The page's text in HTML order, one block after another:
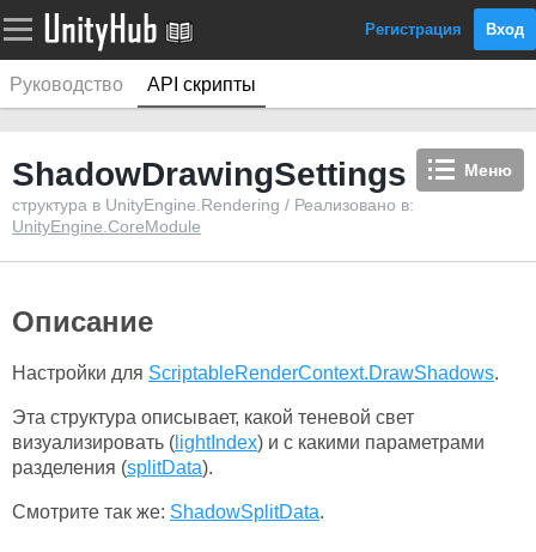
Регистрация Вход
Руководство API скрипты
Меню
ShadowDrawingSettings
структура в UnityEngine.Rendering / Реализовано в:
UnityEngine.CoreModule
Описание
Настройки для ScriptableRenderContext.DrawShadows.
Эта структура описывает, какой теневой свет
визуализировать ( lightIndex) и с какими параметрами
разделения (splitData).
Смотрите так же: ShadowSplitData.